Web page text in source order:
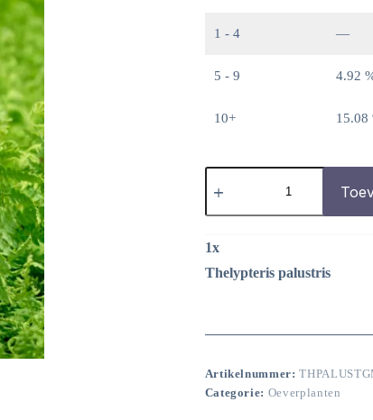
1 - 4 —
5 - 9 4.92
10+ 15.08
Thelypteris
palustris
1x
Thelypteris palustris
Artikelnummer:
Categorie: Oeverplanten